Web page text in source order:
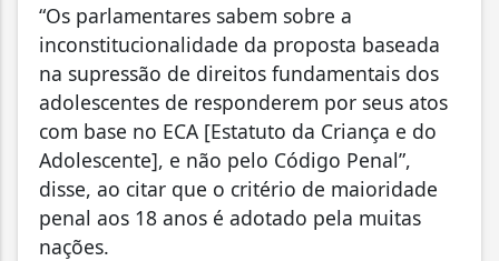
“Os parlamentares sabem sobre a
inconstitucionalidade da proposta baseada
na supressão de direitos fundamentais dos
adolescentes de responderem por seus atos
com base no ECA [Estatuto da Criança e do
Adolescente], e não pelo Código Penal”,
disse, ao citar que o critério de maioridade
penal aos 18 anos é adotado pela muitas
nações.